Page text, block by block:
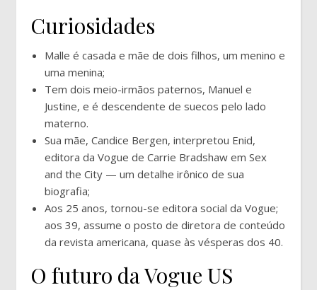
Curiosidades
Malle é casada e mãe de dois filhos, um menino e
uma menina;
Tem dois meio-irmãos paternos, Manuel e
Justine, e é descendente de suecos pelo lado
materno.
Sua mãe, Candice Bergen, interpretou Enid,
editora da Vogue de Carrie Bradshaw em Sex
and the City — um detalhe irônico de sua
biografia;
Aos 25 anos, tornou-se editora social da Vogue;
aos 39, assume o posto de diretora de conteúdo
da revista americana, quase às vésperas dos 40.
O futuro da Vogue US